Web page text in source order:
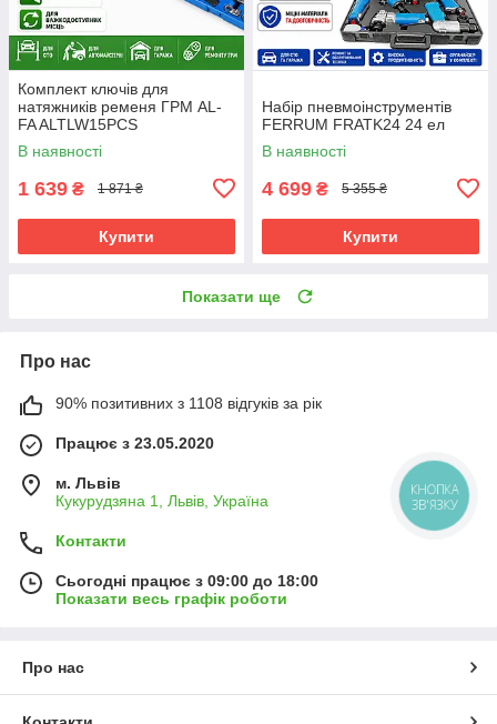
Комплект ключів для
натяжників ременя ГРМ AL-
FA ALTLW15PCS
В наявності
1 639 ₴ 1 871 ₴
Купити
Набір пневмоінструментів
FERRUM FRATK24 24 ел
В наявності
4 699 ₴ 5 355 ₴
Купити
Показати ще
Про нас
90% позитивних з 1108 відгуків за рік
Працює з 23.05.2020
м. Львів
Кукурудзяна 1, Львів, Україна
Контакти
Сьогодні працює з 09:00 до 18:00
Показати весь графік роботи
Про нас
КНОПКА
ЗВ'ЯЗКУ